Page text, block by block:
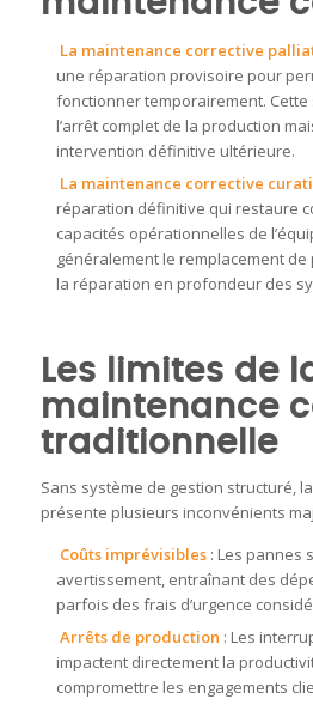
La maintenance corrective
une réparation provisoire pour
fonctionner temporairement.
l’arrêt complet de la production
intervention définitive ultérieure.
La maintenance corrective
réparation définitive qui restaure
capacités opérationnelles de
généralement le remplacement
la réparation en profondeur des
Les limites de
maintenance
traditionnelle
Sans système de gestion structuré,
présente plusieurs inconvénients
Coûts imprévisibles: Les pannes
avertissement, entraînant des
parfois des frais d’urgence
Arrêts de production : Les
impactent directement la
compromettre les engagements